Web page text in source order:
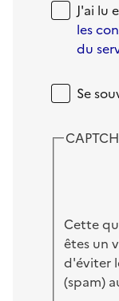
J'ai lu
les
du
Se
Cette
êtes un
d'éviter
(spam)